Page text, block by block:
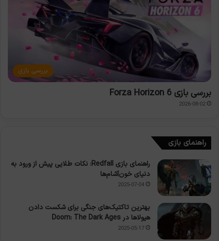
بررسی بازی
بررسی بازی Forza Horizon 6
2026-08-02
راهنمای بازی
راهنمای بازی Redfall: نکات طلایی پیش از ورود به
دنیای خون‌آشام‌ها
2025-07-04
بهترین تاکتیک‌های جنگی برای شکست دادن
هیولاها در Doom: The Dark Ages
2025-05-17